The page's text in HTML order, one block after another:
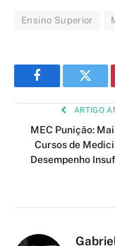
Ensino Superior
Facebook
ARTIGO
MEC Punição:
Cursos de
Desempenho